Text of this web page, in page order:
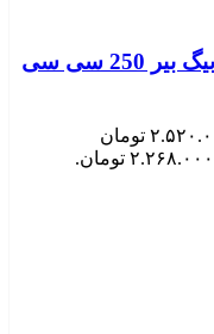
نوشیدنی انرژی زا کم کالری بیگ بیر 250 سی سی
قیمت اصلی: ۲.۵۲۰.۰۰۰ تومان